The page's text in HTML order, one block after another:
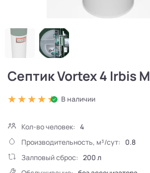
Септик Vortex 4 Irbis M
В наличии
Кол-во человек: 4
Производительность, м³/сут:
0.8
Залповый сброс: 200 л